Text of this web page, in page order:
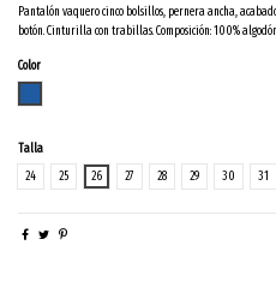
Pantalón vaquero cinco bolsillos, pernera ancha,
botón. Cinturilla con trabillas. Composición: 100%
Color
Talla
24
25 26 27 28 29 30 31